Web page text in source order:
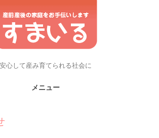
安心して産み育てられる社会に
メニュー